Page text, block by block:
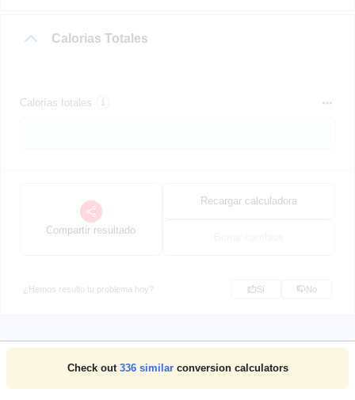
Calorias Totales
Calorías totales
Compartir resultado
Recargar calculadora
¿Hemos resulto tu problema hoy? Sí No
Check out 336similar conversion calculators